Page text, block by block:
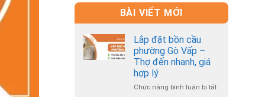
BÀI VIẾT MỚI
Lắp đặt bồn cầu
phường Gò Vấp –
Thợ đến nhanh, giá
hợp lý
Chức năng bình luận bị tắt